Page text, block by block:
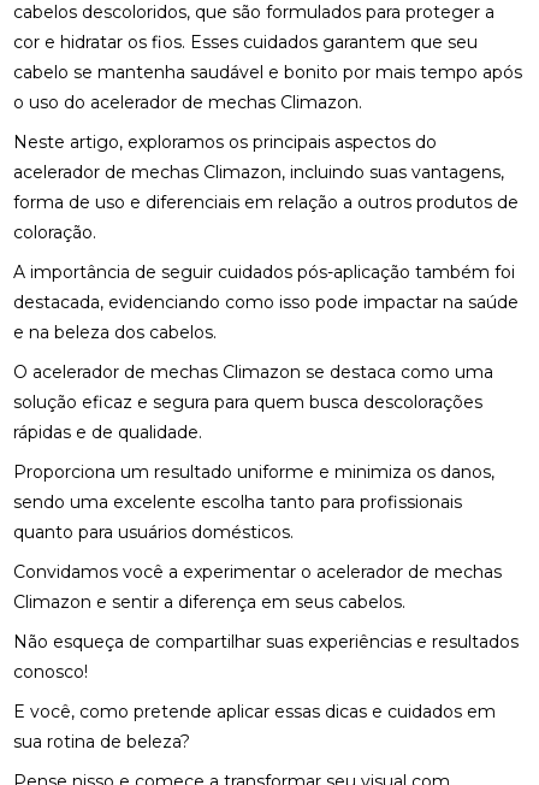
cabelos descoloridos, que são formulados para proteger a
cor e hidratar os fios. Esses cuidados garantem que seu
cabelo se mantenha saudável e bonito por mais tempo após
o uso do acelerador de mechas Climazon.
Neste artigo, exploramos os principais aspectos do
acelerador de mechas Climazon, incluindo suas vantagens,
forma de uso e diferenciais em relação a outros produtos de
coloração.
A importância de seguir cuidados pós-aplicação também foi
destacada, evidenciando como isso pode impactar na saúde
e na beleza dos cabelos.
O acelerador de mechas Climazon se destaca como uma
solução eficaz e segura para quem busca descolorações
rápidas e de qualidade.
Proporciona um resultado uniforme e minimiza os danos,
sendo uma excelente escolha tanto para profissionais
quanto para usuários domésticos.
Convidamos você a experimentar o acelerador de mechas
Climazon e sentir a diferença em seus cabelos.
Não esqueça de compartilhar suas experiências e resultados
conosco!
E você, como pretende aplicar essas dicas e cuidados em
sua rotina de beleza?